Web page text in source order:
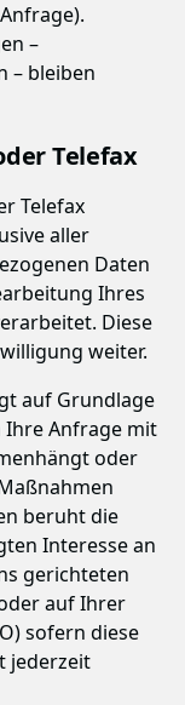
–
– bleiben
Telefax
Telefax
aller
Daten
Ihres
Diese
weiter.
auf Grundlage
Ihre Anfrage mit
oder
beruht die
Interesse an
gerichteten
auf Ihrer
sofern diese
jederzeit